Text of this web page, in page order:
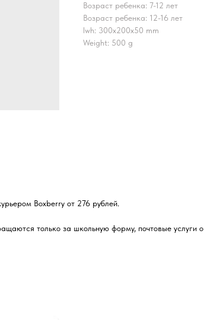
Возраст ребенка: 7-12 лет
Возраст ребенка: 12-16 лет
lwh: 300x200x50 mm
Weight: 500 g
Boxberry от 276 рублей.
только за школьную форму, почтовые услуги